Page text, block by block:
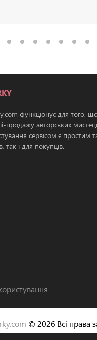
функціонує для того,
продажу авторських
сервісом є простим
так і для покупців.
© 2026 Всі права